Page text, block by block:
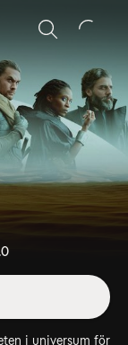
Sök
i universum för